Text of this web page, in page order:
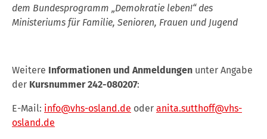
dem Bundesprogramm „Demokratie leben!“ des
Ministeriums für Familie, Senioren, Frauen und Jugend
Weitere Informationen und Anmeldungen unter Angabe
der Kursnummer 242-080207:
E-Mail: info@vhs-osland.de oder anita.sutthoff@vhs-
osland.de